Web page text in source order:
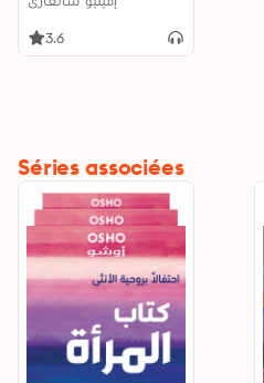
3.6
Séries associées